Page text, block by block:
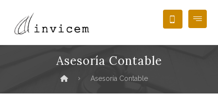
Asesoría Contable
Asesoría Contable